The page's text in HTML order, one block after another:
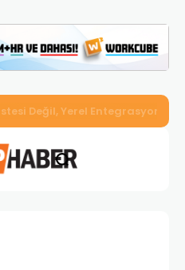
ERP ile Üretim, Satış ve